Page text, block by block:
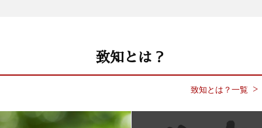
致知とは？
致知とは？一覧